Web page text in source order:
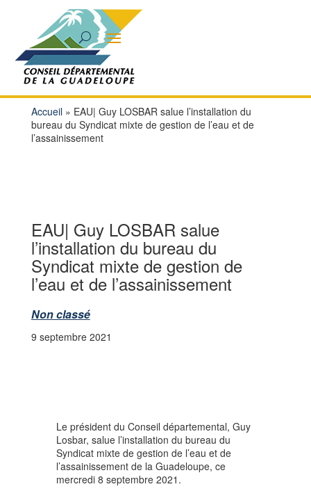
Accueil» EAU| Guy LOSBAR salue l’installation du
bureau du Syndicat mixte de gestion de l’eau et de
l’assainissement
EAU| Guy LOSBAR salue
l’installation du bureau du
Syndicat mixte de gestion de
l’eau et de l’assainissement
Non classé
9 septembre 2021
Le président du Conseil départemental, Guy
Losbar, salue l’installation du bureau du
Syndicat mixte de gestion de l’eau et de
l’assainissement de la Guadeloupe, ce
mercredi 8 septembre 2021.